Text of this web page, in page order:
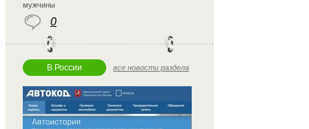
мужчины
0
В России все новости раздела